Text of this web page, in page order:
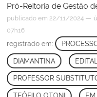
Pró-Reitoria de Gestão
publicado em 22/11/2024 —
07h16
registrado em:
DIAMANTINA EDITAL
PROFESSOR